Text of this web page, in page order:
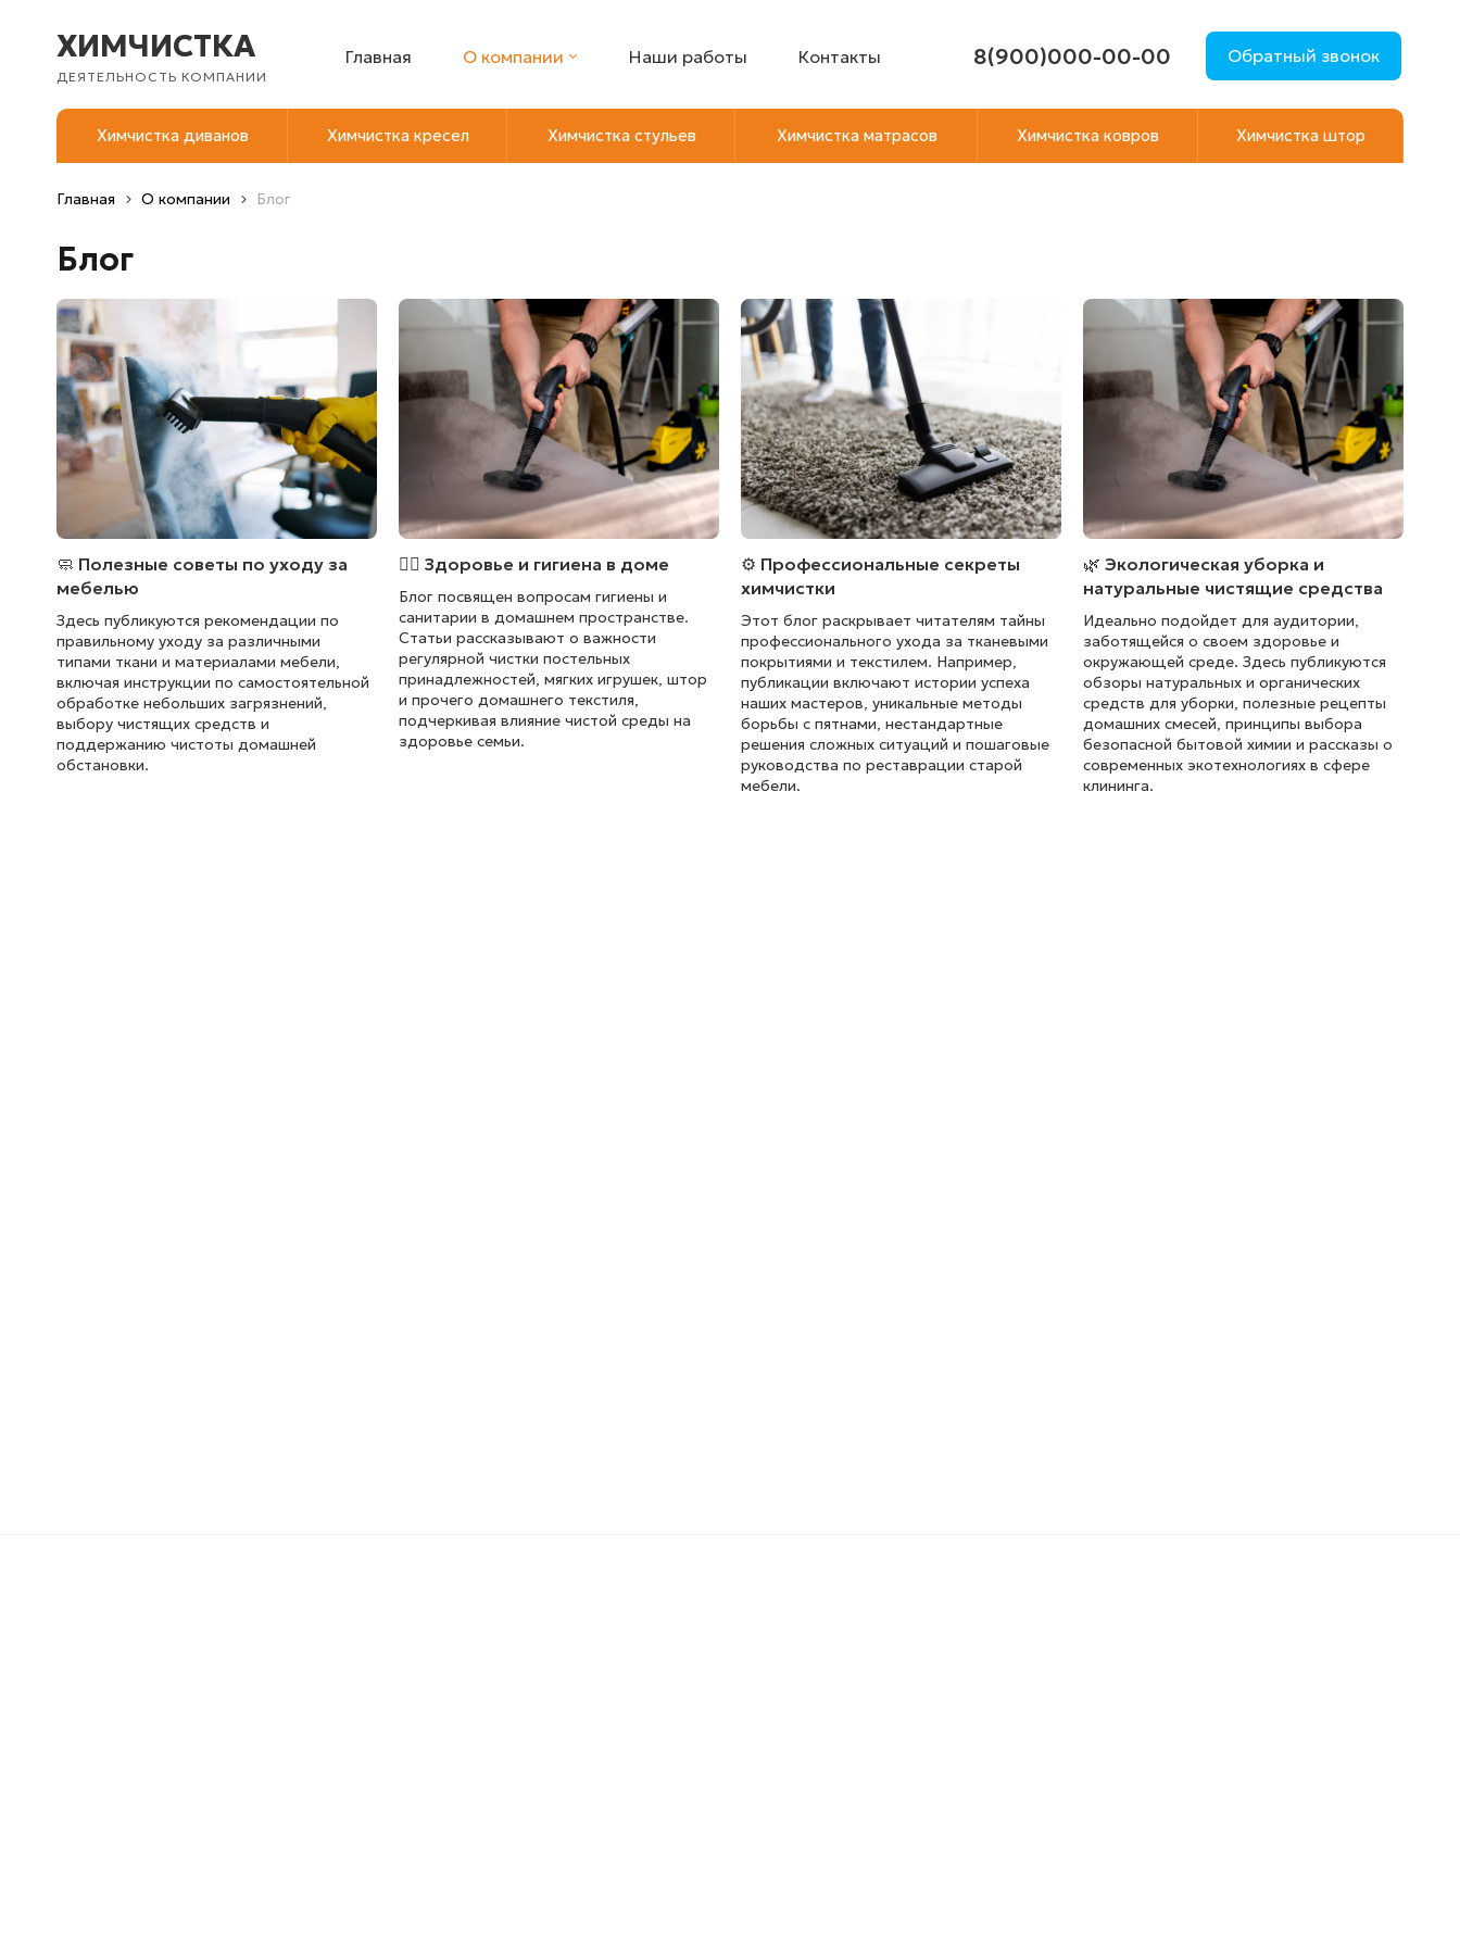
ХИМЧИСТКА
ДЕЯТЕЛЬНОСТЬ КОМПАНИИ
Главная О компании Наши работы Контакты 8(900)000-00-00 Обратный звонок
Химчистка диванов Химчистка кресел Химчистка стульев Химчистка матрасов Химчистка ковров Химчистка штор
Главная О компании Блог
Блог
🧼 Полезные советы по уходу за
мебелью
Здесь публикуются рекомендации по
правильному уходу за различными
типами ткани и материалами мебели,
включая инструкции по самостоятельной
обработке небольших загрязнений,
выбору чистящих средств и
поддержанию чистоты домашней
обстановки.
🏃‍♂️ Здоровье и гигиена в доме
Блог посвящен вопросам гигиены и
санитарии в домашнем пространстве.
Статьи рассказывают о важности
регулярной чистки постельных
принадлежностей, мягких игрушек, штор
и прочего домашнего текстиля,
подчеркивая влияние чистой среды на
здоровье семьи.
⚙️ Профессиональные секреты
химчистки
Этот блог раскрывает читателям тайны
профессионального ухода за тканевыми
покрытиями и текстилем. Например,
публикации включают истории успеха
наших мастеров, уникальные методы
борьбы с пятнами, нестандартные
решения сложных ситуаций и пошаговые
руководства по реставрации старой
мебели.
🌿 Экологическая уборка и
натуральные чистящие средства
Идеально подойдет для аудитории,
заботящейся о своем здоровье и
окружающей среде. Здесь публикуются
обзоры натуральных и органических
средств для уборки, полезные рецепты
домашних смесей, принципы выбора
безопасной бытовой химии и рассказы о
современных экотехнологиях в сфере
клининга.